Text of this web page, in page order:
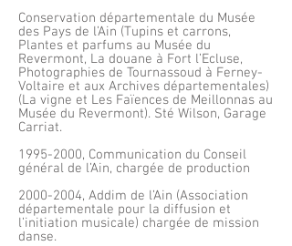
Conservation départementale du Musée
des Pays de l’Ain (Tupins et carrons,
Plantes et parfums au Musée du
Revermont, La douane à Fort l’Ecluse,
Photographies de Tournassoud à Ferney-
Voltaire et aux Archives départementales)
(La vigne et Les Faïences de Meillonnas au
Musée du Revermont). Sté Wilson, Garage
Carriat.
1995-2000, Communication du Conseil
général de l’Ain, chargée de production
2000-2004, Addim de l’Ain (Association
départementale pour la diffusion et
l’initiation musicale) chargée de mission
danse.